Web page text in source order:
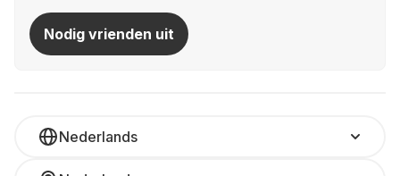
Nodig vrienden uit
Nederlands